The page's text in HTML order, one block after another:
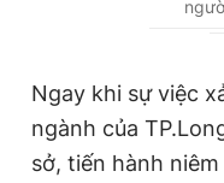
e
n
t
t
i
o
Ngay khi sự việc
ngành của
sở, tiến hành